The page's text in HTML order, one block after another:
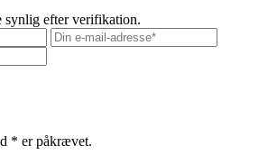
efter verifikation.
* er påkrævet.